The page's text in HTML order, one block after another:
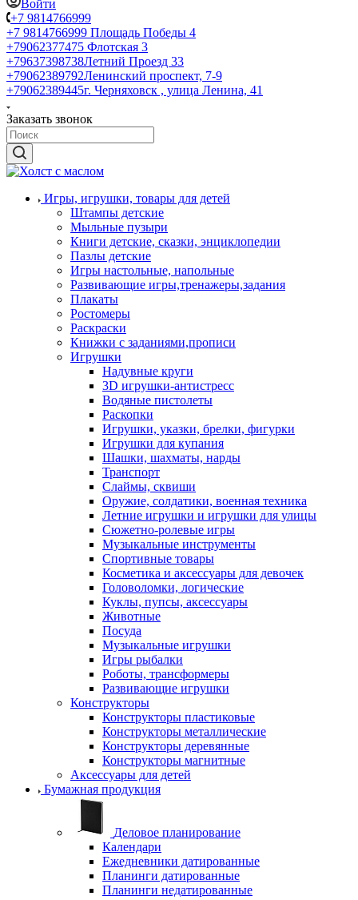
Войти
+7 9814766999
+7 9814766999 Площадь Победы 4
+79062377475 Флотская 3
+79637398738Летний Проезд 33
+79062389792Ленинский проспект, 7-9
+79062389445г. Черняховск , улица Ленина, 41
Заказать звонок
Игры, игрушки, товары для детей
Штампы детские
Мыльные пузыри
Книги детские, сказки, энциклопедии
Пазлы детские
Игры настольные, напольные
Развивающие игры,тренажеры,задания
Плакаты
Ростомеры
Раскраски
Книжки с заданиями,прописи
Игрушки
Надувные круги
3D игрушки-антистресс
Водяные пистолеты
Раскопки
Игрушки, указки, брелки, фигурки
Игрушки для купания
Шашки, шахматы, нарды
Транспорт
Слаймы, сквиши
Оружие, солдатики, военная техника
Летние игрушки и игрушки для улицы
Сюжетно-ролевые игры
Музыкальные инструменты
Спортивные товары
Косметика и аксессуары для девочек
Головоломки, логические
Куклы, пупсы, аксессуары
Животные
Посуда
Музыкальные игрушки
Игры рыбалки
Роботы, трансформеры
Развивающие игрушки
Конструкторы
Конструкторы пластиковые
Конструкторы металлические
Конструкторы деревянные
Конструкторы магнитные
Аксессуары для детей
Бумажная продукция
Деловое планирование
Календари
Ежедневники датированные
Планинги датированные
Планинги недатированные